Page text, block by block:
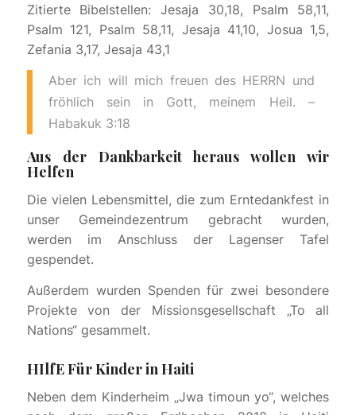
Zitierte Bibelstellen: Jesaja 30,18, Psalm 58,11,
Psalm 121, Psalm 58,11, Jesaja 41,10, Josua 1,5,
Zefania 3,17, Jesaja 43,1
Aber ich will mich freuen des HERRN und
fröhlich sein in Gott, meinem Heil. –
Habakuk 3:18
Aus der Dankbarkeit heraus wollen wir
Helfen
Die vielen Lebensmittel, die zum Erntedankfest in
unser Gemeindezentrum gebracht wurden,
werden im Anschluss der Lagenser Tafel
gespendet.
Außerdem wurden Spenden für zwei besondere
Projekte von der Missionsgesellschaft „To all
Nations“ gesammelt.
HIlfE Für Kinder in Haiti
Neben dem Kinderheim „Jwa timoun yo“, welches